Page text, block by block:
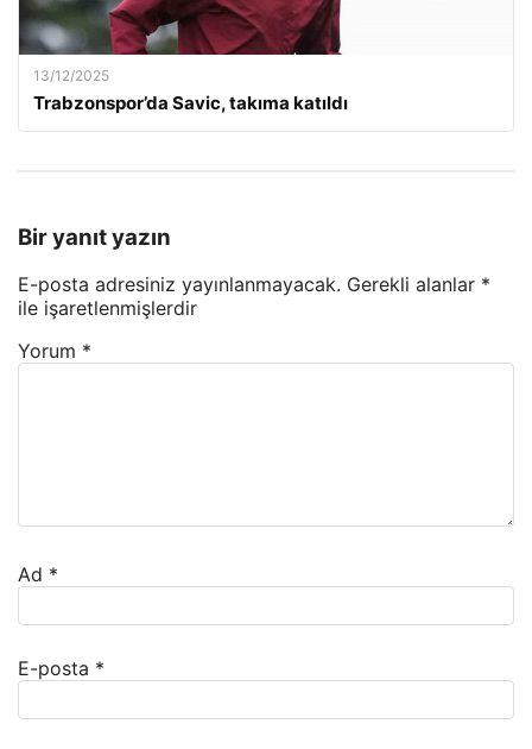
13/12/2025
Trabzonspor’da Savic, takıma katıldı
Bir yanıt yazın
E-posta adresiniz yayınlanmayacak. Gerekli alanlar *
ile işaretlenmişlerdir
Yorum *
Ad *
E-posta *